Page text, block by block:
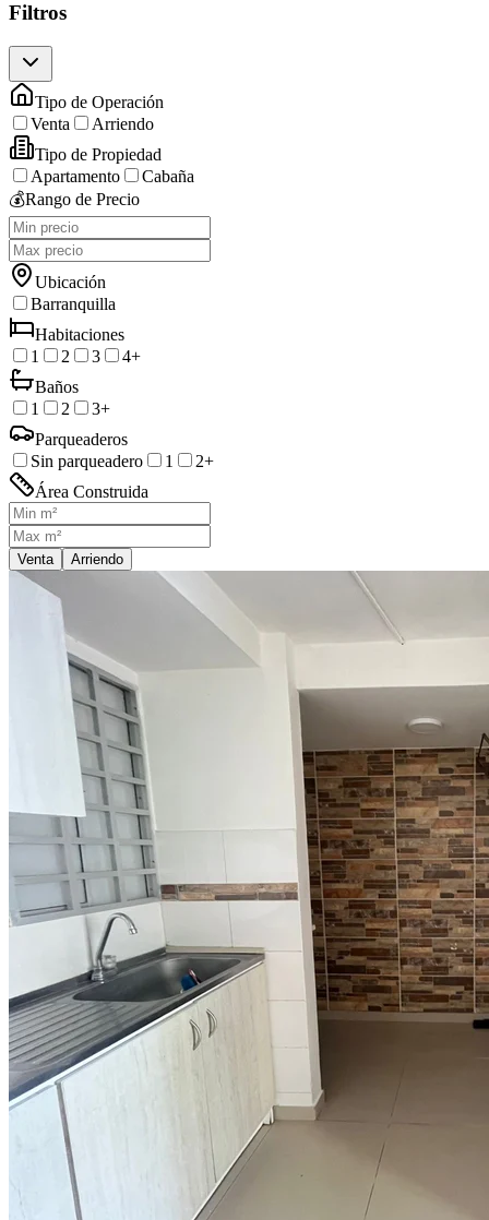
Filtros
Tipo de Operación
Venta
Arriendo
Tipo de Propiedad
Apartamento
Cabaña
💰Rango de Precio
Ubicación
Barranquilla
Habitaciones
1
2 3
4+
Baños
1
2
3+
Parqueaderos
Sin parqueadero
1
2+
Área Construida
Venta Arriendo